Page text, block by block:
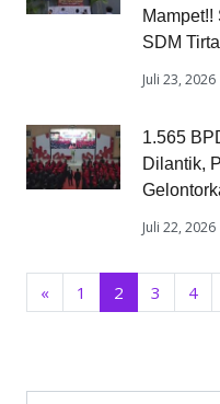
SDM
Juli 23, 2026
1.565
Dilantik,
Juli 22, 2026
« 1 2 3 4